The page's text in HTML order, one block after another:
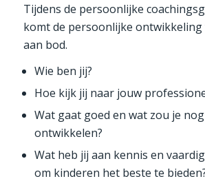
Tijdens de persoonlijke
komt de persoonlijke ontwikkeling
aan bod.
Wie ben jij?
Hoe kijk jij naar jouw
Wat gaat goed en wat zou je
ontwikkelen?
Wat heb jij aan kennis en
om kinderen het beste te